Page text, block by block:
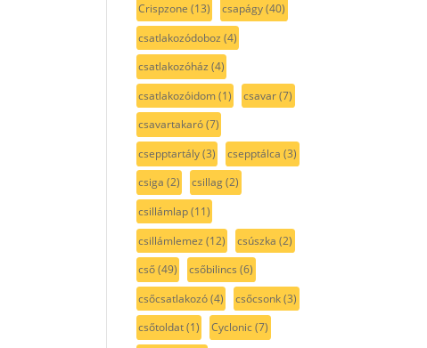
Crispzone (13) csapágy(40)
csatlakozódoboz (4)
csatlakozóház (4)
csatlakozóidom(1) csavar(7)
csavartakaró(7)
csepptartály(3) csepptálca (3)
csiga (2) csillag(2)
csillámlap(11)
csillámlemez (12) csúszka (2)
cső(49) csőbilincs (6)
csőcsatlakozó(4) csőcsonk(3)
csőtoldat(1) Cyclonic(7)